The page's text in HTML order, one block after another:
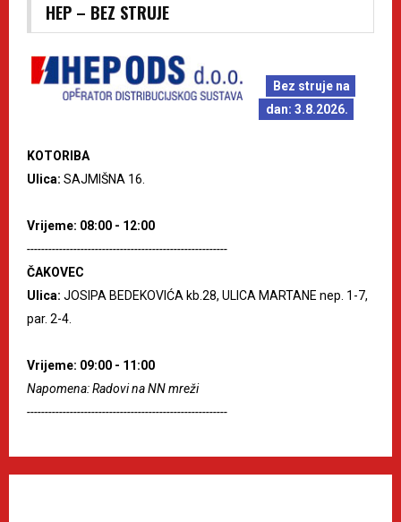
HEP – BEZ STRUJE
Bez struje na
dan: 3.8.2026.
KOTORIBA
Ulica: SAJMIŠNA 16.
Vrijeme: 08:00 - 12:00
--------------------------------------------------------
ČAKOVEC
Ulica: JOSIPA BEDEKOVIĆA kb.28, ULICA MARTANE nep. 1-7,
par. 2-4.
Vrijeme: 09:00 - 11:00
Napomena: Radovi na NN mreži
--------------------------------------------------------